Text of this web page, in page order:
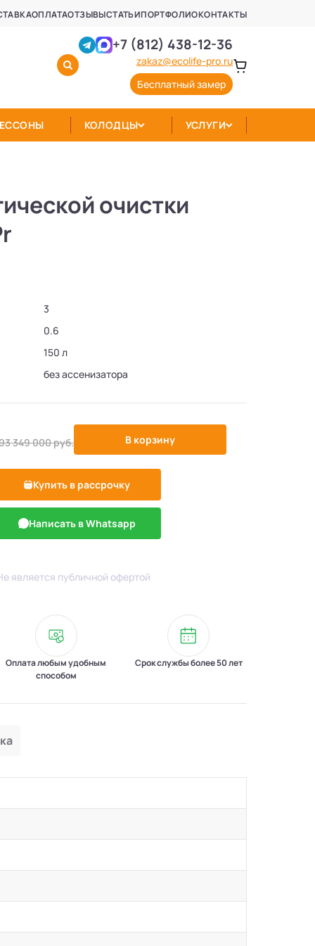
ОПЛАТАОТЗЫВЫСТАТЬИПОРТФОЛИОКОНТАКТЫ
+7 (812) 438-12-36
zakaz@ecolife-pro.ru
Бесплатный замер
КОЛОДЦЫ УСЛУГИ
очистки
3
0.6
150 л
без ассенизатора
349 000руб. В корзину
Купить в рассрочку
Написать в Whatsapp
является публичной офертой
Оплата любым удобным
способом
Срок службы более 50 лет